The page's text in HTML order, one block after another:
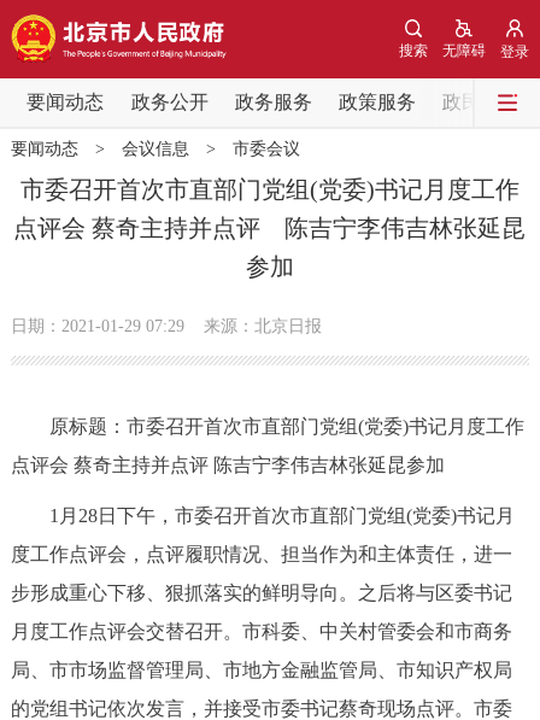
登录
无障碍
搜索
要闻动态 政务公开 政务服务 政策服务 政民互动
要闻动态
党中央精神 国务院信息
北京要闻 会议信息 部门动态
政务公开
市领导 机构职能 政策服务
决策公开
政务服务
要闻动态> 会议信息 > 市委会议
市委召开首次市直部门党组(党委)书记月度工作
点评会 蔡奇主持并点评 陈吉宁李伟吉林张延昆
参加
日期：2021-01-29 07:29 来源：北京日报
原标题：市委召开首次市直部门党组(党委)书记月度工作
点评会 蔡奇主持并点评 陈吉宁李伟吉林张延昆参加
1月28日下午，市委召开首次市直部门党组(党委)书记月
度工作点评会，点评履职情况、担当作为和主体责任，进一
步形成重心下移、狠抓落实的鲜明导向。之后将与区委书记
月度工作点评会交替召开。市科委、中关村管委会和市商务
局、市市场监督管理局、市地方金融监管局、市知识产权局
的党组书记依次发言，并接受市委书记蔡奇现场点评。市委